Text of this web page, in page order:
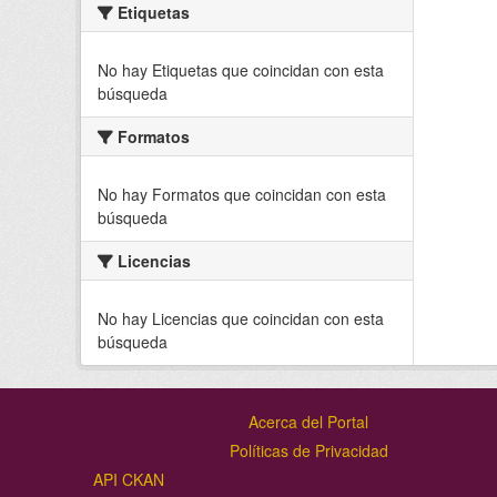
Etiquetas
No hay Etiquetas que coincidan con esta
búsqueda
Formatos
No hay Formatos que coincidan con esta
búsqueda
Licencias
No hay Licencias que coincidan con esta
búsqueda
Acerca del Portal
Políticas de Privacidad
API CKAN